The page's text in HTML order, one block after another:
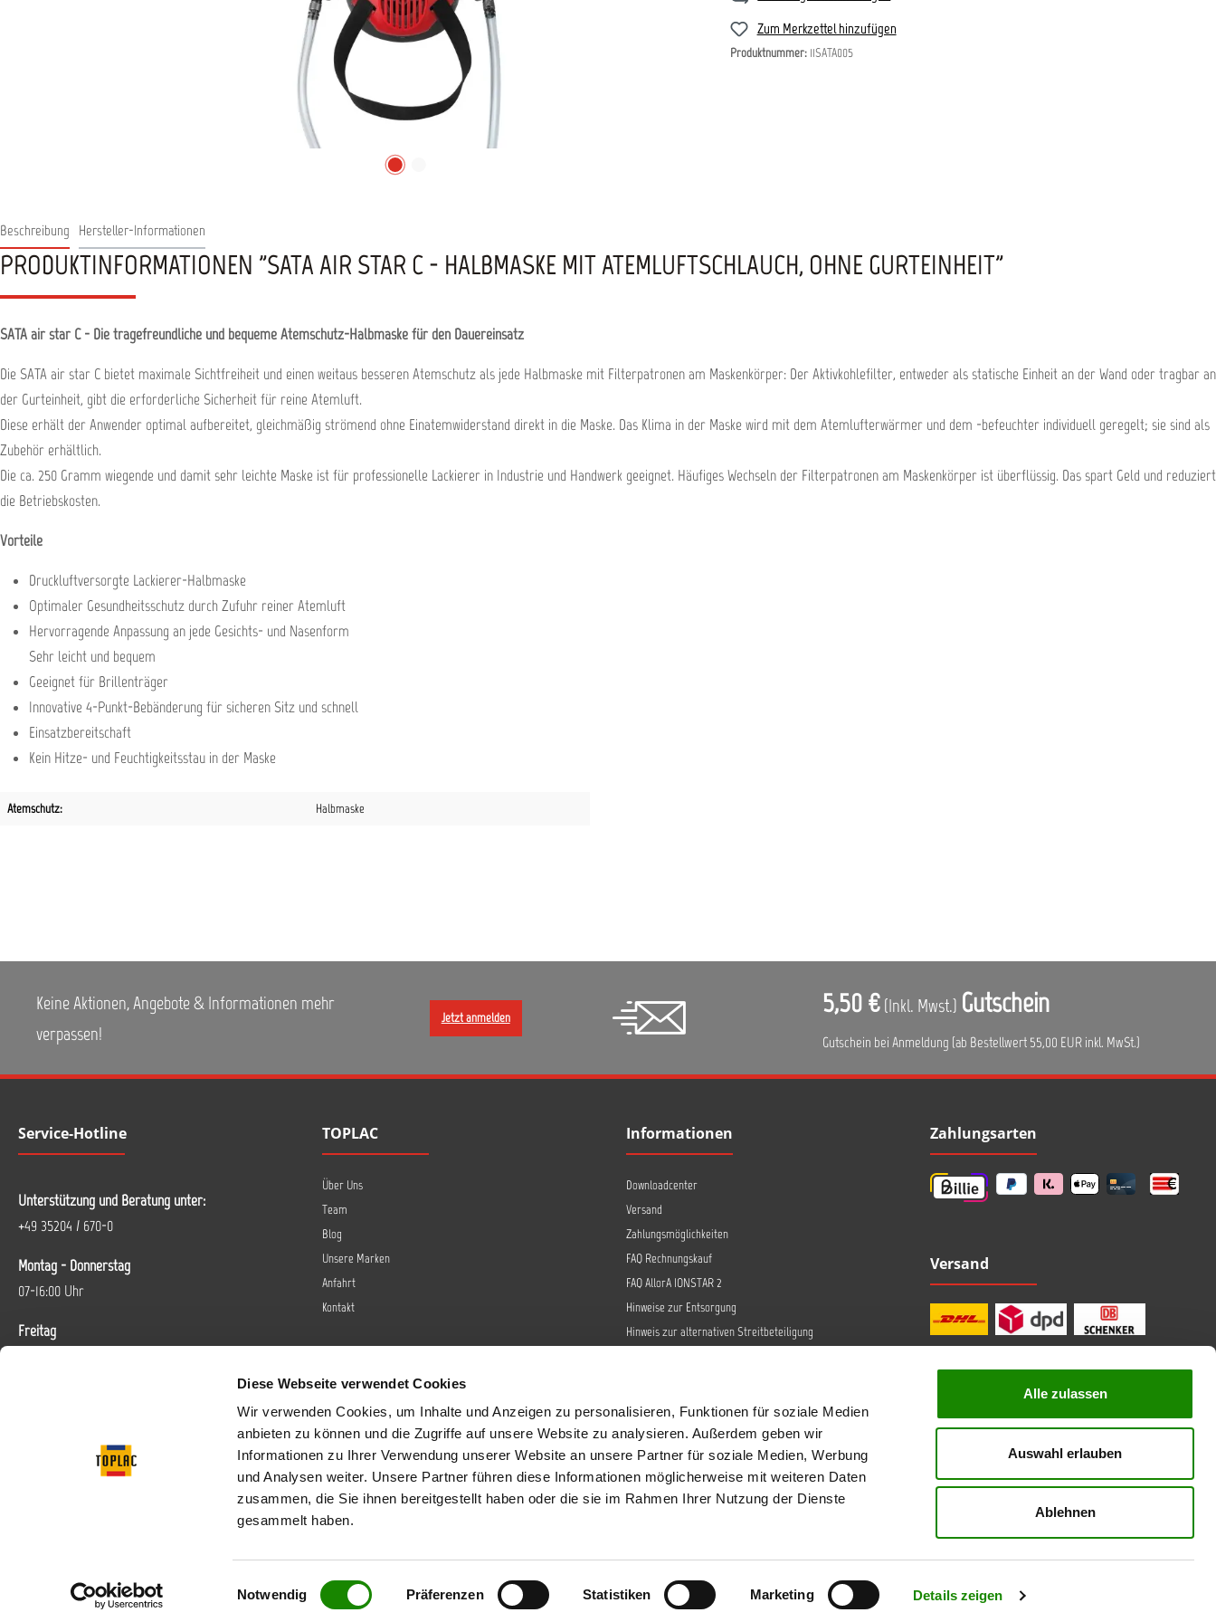
Diese Webseite verwendet Cookies
Wir verwenden Cookies, um Inhalte und Anzeigen zu personalisieren, Funktionen für soziale Medien
anbieten zu können und die Zugriffe auf unsere Website zu analysieren. Außerdem geben wir
Informationen zu Ihrer Verwendung unserer Website an unsere Partner für soziale Medien, Werbung
und Analysen weiter. Unsere Partner führen diese Informationen möglicherweise mit weiteren Daten
zusammen, die Sie ihnen bereitgestellt haben oder die sie im Rahmen Ihrer Nutzung der Dienste
gesammelt haben.
Einwilligungsauswahl
Notwendig Präferenzen Statistiken Marketing Details zeigen
Alle zulassen
Auswahl erlauben
Ablehnen
Zum Merkzettel hinzufügen
Produktnummer: 11SATA005
Beschreibung Hersteller-Informationen
PRODUKTINFORMATIONEN "SATA AIR STAR C - HALBMASKE MIT ATEMLUFTSCHLAUCH, OHNE GURTEINHEIT"
SATA air star C - Die tragefreundliche und bequeme Atemschutz-Halbmaske für den Dauereinsatz
Die SATA air star C bietet maximale Sichtfreiheit und einen weitaus besseren Atemschutz als jede Halbmaske mit Filterpatronen am Maskenkörper: Der Aktivkohlefilter, entweder als statische Einheit an der Wand oder tragbar an
der Gurteinheit, gibt die erforderliche Sicherheit für reine Atemluft.
Diese erhält der Anwender optimal aufbereitet, gleichmäßig strömend ohne Einatemwiderstand direkt in die Maske. Das Klima in der Maske wird mit dem Atemlufterwärmer und dem -befeuchter individuell geregelt; sie sind als
Zubehör erhältlich.
Die ca. 250 Gramm wiegende und damit sehr leichte Maske ist für professionelle Lackierer in Industrie und Handwerk geeignet. Häufiges Wechseln der Filterpatronen am Maskenkörper ist überflüssig. Das spart Geld und reduziert
die Betriebskosten.
Vorteile
Druckluftversorgte Lackierer-Halbmaske
Optimaler Gesundheitsschutz durch Zufuhr reiner Atemluft
Hervorragende Anpassung an jede Gesichts- und Nasenform
Sehr leicht und bequem
Geeignet für Brillenträger
Innovative 4-Punkt-Bebänderung für sicheren Sitz und schnell
Einsatzbereitschaft
Kein Hitze- und Feuchtigkeitsstau in der Maske
Atemschutz: Halbmaske
Keine Aktionen, Angebote & Informationen mehr
verpassen!
Jetzt anmelden 5,50 € (Inkl. Mwst.) Gutschein
Gutschein bei Anmeldung (ab Bestellwert 55,00 EUR inkl. MwSt.)
Service-Hotline
Unterstützung und Beratung unter:
+49 35204 / 670-0
Montag - Donnerstag
07-16:00 Uhr
Freitag
Vertrag widerrufen
TOPLAC
Über Uns
Team
Blog
Unsere Marken
Anfahrt
Kontakt
Informationen
Downloadcenter
Versand
Zahlungsmöglichkeiten
FAQ Rechnungskauf
FAQ AllorA IONSTAR 2
Hinweise zur Entsorgung
Hinweis zur alternativen Streitbeteiligung
Barrierefreiheit
Datenschutz
AGB
Impressum
Sendungsverfolgung
Zahlungsarten
Versand
professionelle Beratung
Top Marken
sichere Bezahlung
kostenlose Rücksendung
* Alle Preise inkl. gesetzl. Mehrwertsteuer zzgl. Versandkostenund ggf. Nachnahmegebühren, wenn nicht anders angegeben.